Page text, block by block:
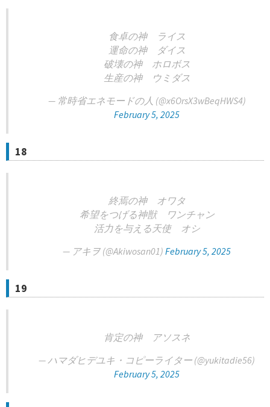
食卓の神 ライス
運命の神 ダイス
破壊の神 ホロボス
生産の神 ウミダス
— 常時省エネモードの人 (@x6OrsX3wBeqHWS4)
February 5, 2025
18
終焉の神 オワタ
希望をつげる神獣 ワンチャン
活力を与える天使 オシ
— アキヲ (@Akiwosan01) February 5, 2025
19
肯定の神 アソスネ
— ハマダヒデユキ・コピーライター (@yukitadie56)
February 5, 2025